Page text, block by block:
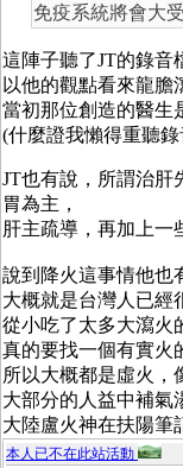
免疫系統將會大
這陣子聽了JT的錄音
以他的觀點看來龍膽
當初那位創造的醫生
(什麼證我懶得重聽
JT也有說，所謂治肝
胃為主，
肝主疏導，再加上一
說到降火這事情他也
大概就是台灣人已經
從小吃了太多大瀉火
真的要找一個有實火
所以大概都是虛火，
大部分的人益中補氣
大陸盧火神在扶陽筆
本人已不在此站活動